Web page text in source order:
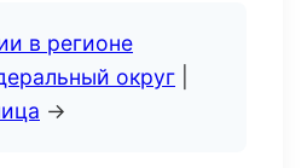
в регионе
округ
→